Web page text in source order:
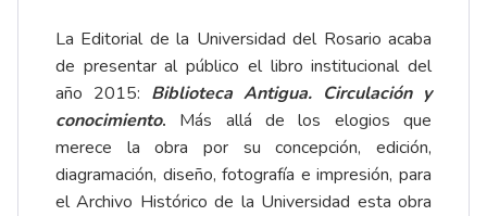
La Editorial de la Universidad del Rosario acaba
de presentar al público el libro institucional del
año 2015: Biblioteca Antigua. Circulación y
conocimiento. Más allá de los elogios que
merece la obra por su concepción, edición,
diagramación, diseño, fotografía e impresión, para
el Archivo Histórico de la Universidad esta obra